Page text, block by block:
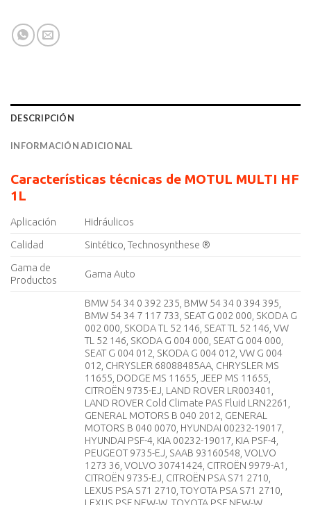
DESCRIPCIÓN
INFORMACIÓN ADICIONAL
Características técnicas de MOTUL MULTI HF
1L
Aplicación Hidráulicos
Calidad Sintético, Technosynthese ®
Gama de
Productos
Gama Auto
BMW 54 34 0 392 235, BMW 54 34 0 394 395,
BMW 54 34 7 117 733, SEAT G 002 000, SKODA G
002 000, SKODA TL 52 146, SEAT TL 52 146, VW
TL 52 146, SKODA G 004 000, SEAT G 004 000,
SEAT G 004 012, SKODA G 004 012, VW G 004
012, CHRYSLER 68088485AA, CHRYSLER MS
11655, DODGE MS 11655, JEEP MS 11655,
CITROËN 9735-EJ, LAND ROVER LR003401,
LAND ROVER Cold Climate PAS Fluid LRN2261,
GENERAL MOTORS B 040 2012, GENERAL
MOTORS B 040 0070, HYUNDAI 00232-19017,
HYUNDAI PSF-4, KIA 00232-19017, KIA PSF-4,
PEUGEOT 9735-EJ, SAAB 93160548, VOLVO
1273 36, VOLVO 30741424, CITROËN 9979-A1,
CITROËN 9735-EJ, CITROËN PSA S71 2710,
LEXUS PSA S71 2710, TOYOTA PSA S71 2710,
LEXUS PSF NEW-W, TOYOTA PSF NEW-W,